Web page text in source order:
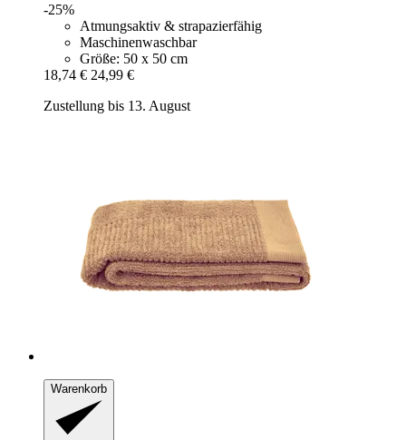
-25%
Atmungsaktiv & strapazierfähig
Maschinenwaschbar
Größe: 50 x 50 cm
18,74 € 24,99 €
Zustellung bis 13. August
Warenkorb